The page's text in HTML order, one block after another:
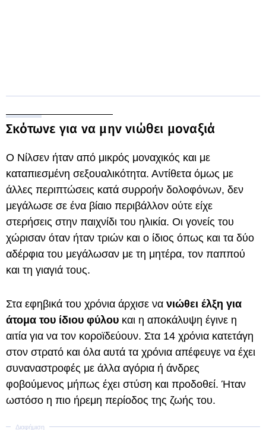
Σκότωνε για να μην νιώθει μοναξιά
Ο Νίλσεν ήταν από μικρός μοναχικός και με
καταπιεσμένη σεξουαλικότητα. Αντίθετα όμως με
άλλες περιπτώσεις κατά συρροήν δολοφόνων, δεν
μεγάλωσε σε ένα βίαιο περιβάλλον ούτε είχε
στερήσεις στην παιχνίδι του ηλικία. Οι γονείς του
χώρισαν όταν ήταν τριών και ο ίδιος όπως και τα δύο
αδέρφια του μεγάλωσαν με τη μητέρα, τον παππού
και τη γιαγιά τους.
Στα εφηβικά του χρόνια άρχισε να νιώθει έλξη για
άτομα του ίδιου φύλου και η αποκάλυψη έγινε η
αιτία για να τον κοροϊδεύουν. Στα 14 χρόνια κατετάγη
στον στρατό και όλα αυτά τα χρόνια απέφευγε να έχει
συναναστροφές με άλλα αγόρια ή άνδρες
φοβούμενος μήπως έχει στύση και προδοθεί. Ήταν
ωστόσο η πιο ήρεμη περίοδος της ζωής του.